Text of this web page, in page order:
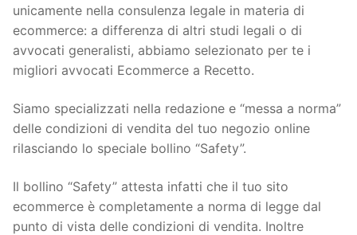
unicamente nella consulenza legale in materia di
ecommerce: a differenza di altri studi legali o di
avvocati generalisti, abbiamo selezionato per te i
migliori avvocati Ecommerce a Recetto.
Siamo specializzati nella redazione e “messa a norma”
delle condizioni di vendita del tuo negozio online
rilasciando lo speciale bollino “Safety”.
Il bollino “Safety” attesta infatti che il tuo sito
ecommerce è completamente a norma di legge dal
punto di vista delle condizioni di vendita. Inoltre